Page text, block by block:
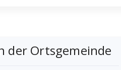
der Ortsgemeinde